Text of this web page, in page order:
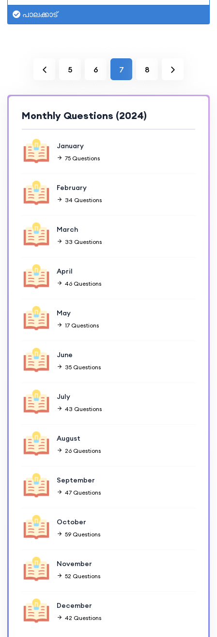
പാലക്കാട്
5 6 7 8
Monthly Questions (2024)
January
75 Questions
February
34 Questions
March
33 Questions
April
46 Questions
May
17 Questions
June
35 Questions
July
43 Questions
August
26 Questions
September
47 Questions
October
59 Questions
November
52 Questions
December
42 Questions